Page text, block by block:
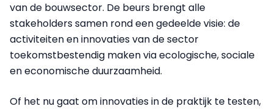
van de bouwsector. De beurs brengt alle
stakeholders samen rond een gedeelde visie: de
activiteiten en innovaties van de sector
toekomstbestendig maken via ecologische, sociale
en economische duurzaamheid.
Of het nu gaat om innovaties in de praktijk te testen,